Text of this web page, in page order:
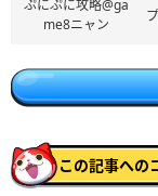
ぷにぷに攻略@ga
me8ニャン
この記事への